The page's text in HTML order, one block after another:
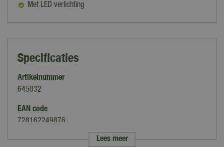
Met LED verlichting
Specificaties
Artikelnummer
645032
EAN code
728162249876
Merk
Lees meer